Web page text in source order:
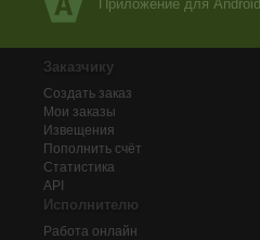
Приложение для Android
Заказчику
Создать заказ
Мои заказы
Извещения
Пополнить счёт
Статистика
API
Исполнителю
Работа онлайн